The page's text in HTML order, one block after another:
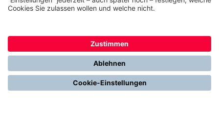
FÜR SIE
Stromerzeugung mit Photovoltaik
Gesetze & Regelungen